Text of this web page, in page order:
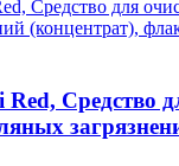
Средство